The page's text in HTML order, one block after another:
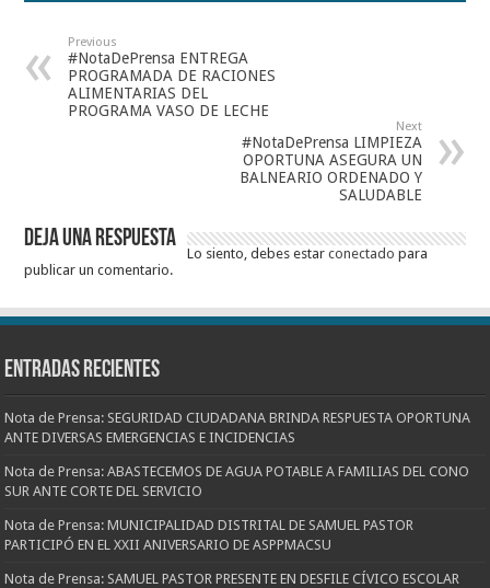
Previous
#NotaDePrensa ENTREGA
PROGRAMADA DE RACIONES
ALIMENTARIAS DEL
PROGRAMA VASO DE LECHE
Next
#NotaDePrensa LIMPIEZA
OPORTUNA ASEGURA UN
BALNEARIO ORDENADO Y
SALUDABLE
Deja una respuesta
Lo siento, debes estarconectado para
publicar un comentario.
Entradas recientes
Nota de Prensa: SEGURIDAD CIUDADANA BRINDA RESPUESTA OPORTUNA
ANTE DIVERSAS EMERGENCIAS E INCIDENCIAS
Nota de Prensa: ABASTECEMOS DE AGUA POTABLE A FAMILIAS DEL CONO
SUR ANTE CORTE DEL SERVICIO
Nota de Prensa: MUNICIPALIDAD DISTRITAL DE SAMUEL PASTOR
PARTICIPÓ EN EL XXII ANIVERSARIO DE ASPPMACSU
Nota de Prensa: SAMUEL PASTOR PRESENTE EN DESFILE CÍVICO ESCOLAR